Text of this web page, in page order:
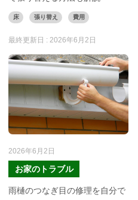
床 張り替え 費用
最終更新日 : 2026年6月2日
2026年6月2日
お家のトラブル
雨樋のつなぎ目の修理を自分で